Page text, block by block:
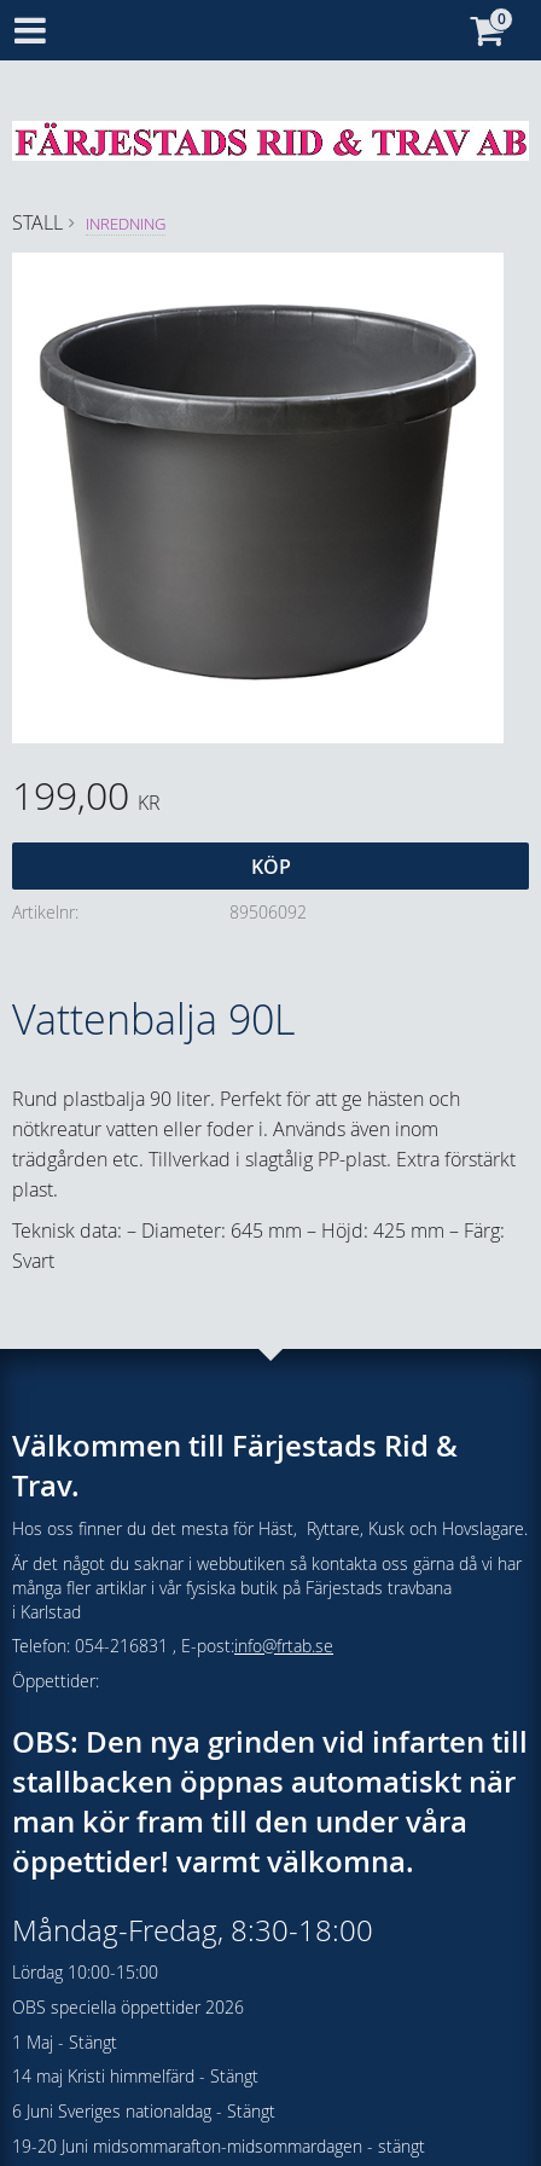
STALL INREDNING
199,00 KR
KÖP
Artikelnr 89506092
Vattenbalja 90L
Rund plastbalja 90 liter. Perfekt för att ge hästen och
nötkreatur vatten eller foder i. Används även inom
trädgården etc. Tillverkad i slagtålig PP-plast. Extra förstärkt
plast.
Teknisk data: – Diameter: 645 mm – Höjd: 425 mm – Färg:
Svart
Välkommen till Färjestads Rid &
Trav.
Hos oss finner du det mesta för Häst, Ryttare, Kusk och Hovslagare.
Är det något du saknar i webbutiken så kontakta oss gärna då vi har
många fler artiklar i vår fysiska butik på Färjestads travbana
i Karlstad
Telefon: 054-216831 , E-post:info@frtab.se
Öppettider:
OBS: Den nya grinden vid infarten till
stallbacken öppnas automatiskt när
man kör fram till den under våra
öppettider! varmt välkomna.
Måndag-Fredag, 8:30-18:00
Lördag 10:00-15:00
OBS speciella öppettider 2026
1 Maj - Stängt
14 maj Kristi himmelfärd - Stängt
6 Juni Sveriges nationaldag - Stängt
19-20 Juni midsommarafton-midsommardagen - stängt